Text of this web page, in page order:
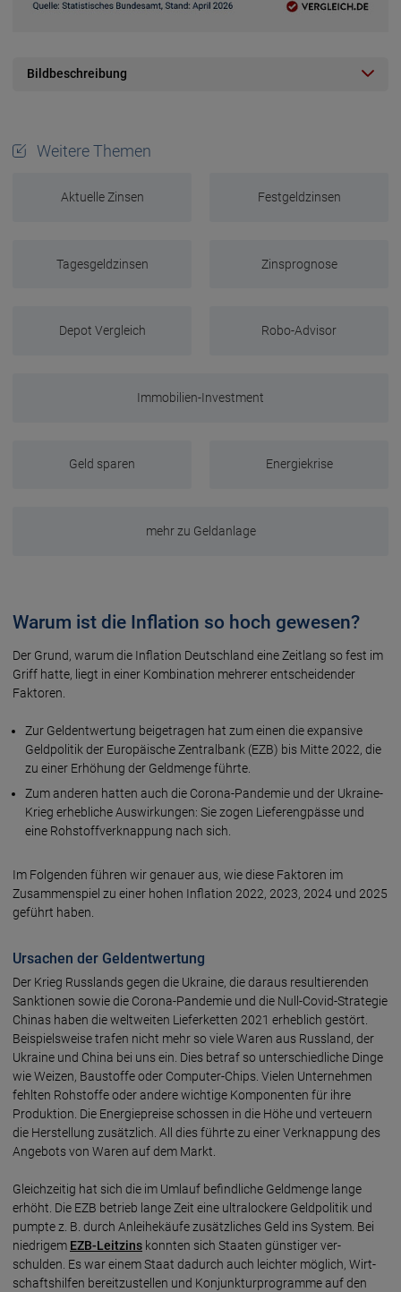
Bildbeschreibung
Weitere Themen
Aktuelle Zinsen Festgeldzinsen
Tagesgeldzinsen Zinsprognose
Depot Vergleich Robo-Advisor
Immobilien-Investment
Geld sparen Energiekrise
mehr zu Geldanlage
Warum ist die Inflation so hoch gewesen?
Der Grund, warum die Infla­tion Deutschland eine Zeitlang so fest im
Griff hatte, liegt in einer Kombi­nation mehrerer ent­schei­dender
Faktoren.
Zur Geldentwertung beigetragen hat zum einen die expansive
Geld­politik der Euro­päische Zentral­bank (EZB) bis Mitte 2022, die
zu einer Er­höhung der Geld­menge führte.
Zum anderen hatten auch die Corona-Pandemie und der Ukraine-
Krieg erhebliche Aus­wir­kungen: Sie zogen Liefer­eng­pässe und
eine Roh­stoff­ver­knappung nach sich.
Im Folgenden führen wir genauer aus, wie diese Fak­toren im
Zusammen­spiel zu einer hohen Infla­tion 2022, 2023, 2024 und 2025
geführt haben.
Ursachen der Geldentwertung
Der Krieg Russlands gegen die Ukraine, die daraus resul­tierenden
Sank­tionen sowie die Corona-Pandemie und die Null-Covid-Strategie
Chinas haben die welt­weiten Liefer­ketten 2021 er­heb­lich gestört.
Bei­spiels­weise trafen nicht mehr so viele Waren aus Russland, der
Ukraine und China bei uns ein. Dies betraf so unter­schied­liche Dinge
wie Weizen, Bau­stoffe oder Computer-Chips. Vielen Unter­nehmen
fehlten Roh­stoffe oder andere wichtige Kompo­nenten für ihre
Produktion. Die Energie­preise schossen in die Höhe und ver­teuern
die Her­stel­lung zusätzlich. All dies führte zu einer Ver­knappung des
Ange­bots von Waren auf dem Markt.
Gleichzeitig hat sich die im Umlauf be­find­liche Geld­menge lange
erhöht. Die EZB betrieb lange Zeit eine ultra­lockere Geld­politik und
pumpte z. B. durch An­leihe­käufe zusätz­liches Geld ins System. Bei
niedrigem EZB-Leitzins konnten sich Staaten güns­tiger ver­
schulden. Es war einem Staat dadurch auch leichter möglich, Wirt­
schafts­hilfen bereit­zu­stellen und Kon­junk­tur­programme auf den